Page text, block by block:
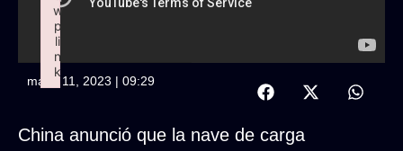
mayo 11, 2023 | 09:29
China anunció que la nave de carga
w
p
li
n
k
Failed to initialize plugin: wplink